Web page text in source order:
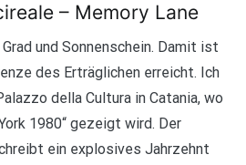
– Memory Lane
und Sonnenschein. Damit ist
des Erträglichen erreicht. Ich
della Cultura in Catania, wo
1980“ gezeigt wird. Der
ein explosives Jahrzehnt